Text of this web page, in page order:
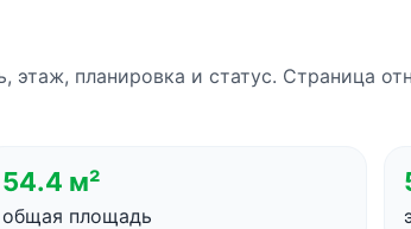
этаж, планировка и статус. Страница
54.4 м²
общая площадь